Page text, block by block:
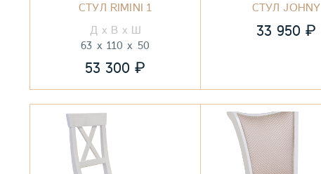
СТУЛ RIMINI 1
63 110 50
53 300₽
СТУЛ JOHNY
33 950 ₽